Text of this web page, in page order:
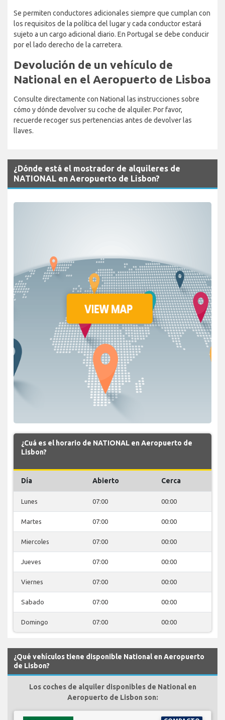
Se permiten conductores adicionales siempre que cumplan con
los requisitos de la política del lugar y cada conductor estará
sujeto a un cargo adicional diario. En Portugal se debe conducir
por el lado derecho de la carretera.
Devolución de un vehículo de
National en el Aeropuerto de Lisboa
Consulte directamente con National las instrucciones sobre
cómo y dónde devolver su coche de alquiler. Por favor,
recuerde recoger sus pertenencias antes de devolver las
llaves.
¿Dónde está el mostrador de alquileres de
NATIONAL en Aeropuerto de Lisbon?
¿Cuá es el horario de NATIONAL en Aeropuerto de
Lisbon?
Día Abierto Cerca
Lunes 07:00 00:00
Martes 07:00 00:00
Miercoles 07:00 00:00
Jueves 07:00 00:00
Viernes 07:00 00:00
Sabado 07:00 00:00
Domingo 07:00 00:00
¿Qué vehículos tiene disponible National en Aeropuerto
de Lisbon?
Los coches de alquiler disponibles de National en
Aeropuerto de Lisbon son: